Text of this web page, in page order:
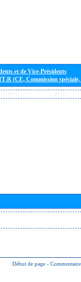
et de Vice-Présidents
R (CE, Commission
Début de page -